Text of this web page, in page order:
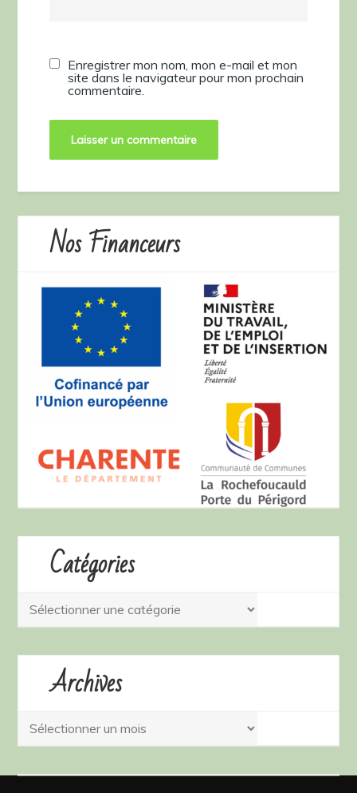
Enregistrer mon nom, mon e-mail et mon
site dans le navigateur pour mon prochain
commentaire.
Nos Financeurs
Catégories
Catégories
Archives
Archives